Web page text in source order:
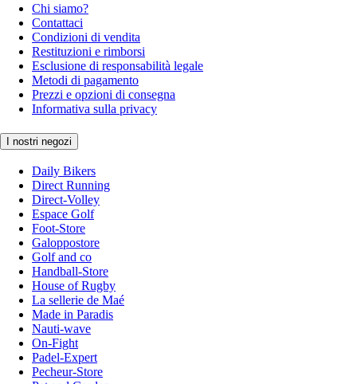
Chi siamo?
Contattaci
Condizioni di vendita
Restituzioni e rimborsi
Esclusione di responsabilità legale
Metodi di pagamento
Prezzi e opzioni di consegna
Informativa sulla privacy
I nostri negozi
Daily Bikers
Direct Running
Direct-Volley
Espace Golf
Foot-Store
Galoppostore
Golf and co
Handball-Store
House of Rugby
La sellerie de Maé
Made in Paradis
Nauti-wave
On-Fight
Padel-Expert
Pecheur-Store